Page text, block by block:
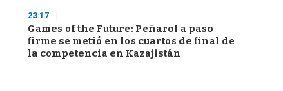
23:17
Games of the Future: Peñarol a paso
firme se metió en los cuartos de final de
la competencia en Kazajistán